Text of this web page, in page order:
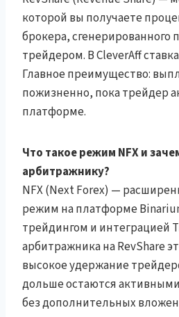
которой вы получаете
брокера,
трейдером. В CleverAff
Главное преимущество:
пожизненно, пока трейдер
платформе.
Что такое режим NFX и
арбитражнику?
NFX (Next Forex) —
режим на платформе
трейдингом и интеграцией
арбитражника на RevShare
высокое удержание
дольше остаются
без дополнительных